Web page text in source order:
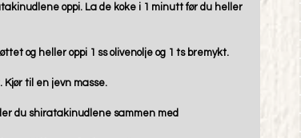
oppi. La de koke i 1 minutt før du heller
og heller oppi 1 ss olivenolje og 1 ts bremykt.
til en jevn masse.
du shiratakinudlene sammen med